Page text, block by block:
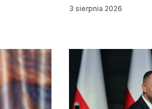
3 sierpnia 2026